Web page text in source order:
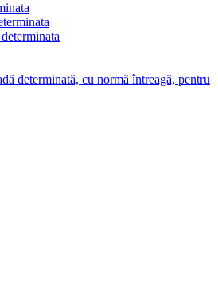
determinată, cu normă întreagă, pentru